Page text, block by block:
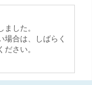
した。
場合は、しばらく
さい。